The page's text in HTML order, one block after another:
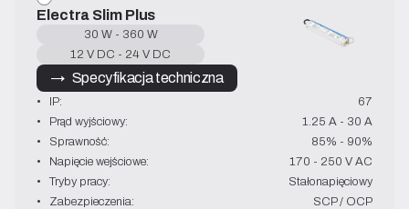
Electra Slim Plus
30 W - 360 W
12 V DC - 24 V DC
→   Specyfikacja techniczna
•   IP:
67
•   Prąd wyjściowy:
1.25 A - 30 A
•   Sprawność:
85% - 90%
•   Napięcie wejściowe:
170 - 250 V AC
•   Tryby pracy:
Stałonapięciowy
•   Zabezpieczenia:
SCP / OCP